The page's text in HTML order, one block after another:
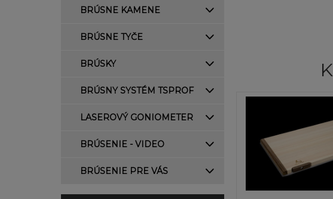
BRÚSNE KAMENE
BRÚSNE TYČE
BRÚSKY
BRÚSNY SYSTÉM TSPROF
LASEROVÝ GONIOMETER
BRÚSENIE - VIDEO
BRÚSENIE PRE VÁS